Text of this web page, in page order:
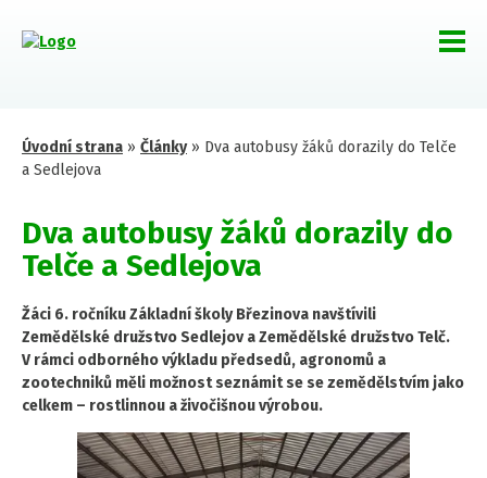
Úvodní strana » Články» Dva autobusy žáků dorazily do Telče
a Sedlejova
Dva autobusy žáků dorazily do
Telče a Sedlejova
Žáci 6. ročníku Základní školy Březinova navštívili
Zemědělské družstvo Sedlejov a Zemědělské družstvo Telč.
V rámci odborného výkladu předsedů, agronomů a
zootechniků měli možnost seznámit se se zemědělstvím jako
celkem – rostlinnou a živočišnou výrobou.